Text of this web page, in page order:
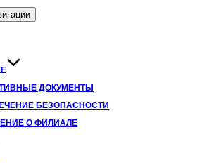
ДОКУМЕНТЫ
БЕЗОПАСНОСТИ
О ФИЛИАЛЕ